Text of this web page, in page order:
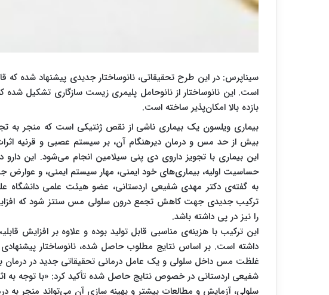
سیناپرس: در این طرح تحقیقاتی، نانوساختار جدیدی پیشنهاد شده که
است. این نانوساختار از نانوحامل پلیمری زیست سازگاری تشکیل
بازده بالا امکان‌پذیر ساخته است.
بیماری ویلسون یک بیماری ناشی از نقص ژنتیکی است که منجر
بیش از حد مس و درمان دیرهنگام آن، بر سیستم عصبی و قرنیه
این بیماری با تجویز داروی دی پنی سیلامین انجام می‌شود. این
حساسیت اولیه، بیماری‌های خود ایمنی، مهار سیستم ایمنی، و
به گفته‌ی دکتر مهدی شفیعی اردستانی، عضو هیئت علمی دانشگاه
ترکیب جدیدی جهت کاهش تجمع درون سلولی مس سنتز شود که
را نیز در پی داشته باشد.
این ترکیب با هزینه‌ی مناسبی قابل تولید بوده و علاوه بر افزایش
داشته است. بر اساس نتایج مطلوب حاصل شده، نانوساختار
غلظت مس داخل سلولی و یک عامل درمانی تحقیقاتی جدید در درمان
شفیعی اردستانی در خصوص نتایج حاصل شده تأکید کرد: «با توجه
سلولی، آزمایش و مطالعات بیشتر و بهینه سازی آن می‌تواند منجر به